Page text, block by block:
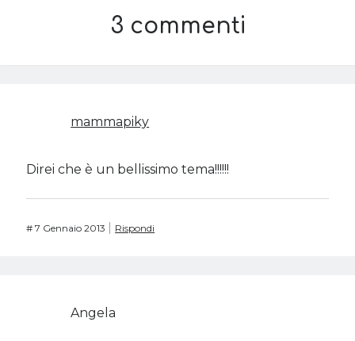
3 commenti
mammapiky
Direi che è un bellissimo tema!!!!!!
#7 Gennaio 2013 Rispondi
Angela